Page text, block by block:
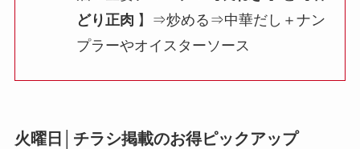
どり正肉 】⇒炒める⇒中華だし＋ナン
プラーやオイスターソース
火曜日│チラシ掲載のお得ピックアップ